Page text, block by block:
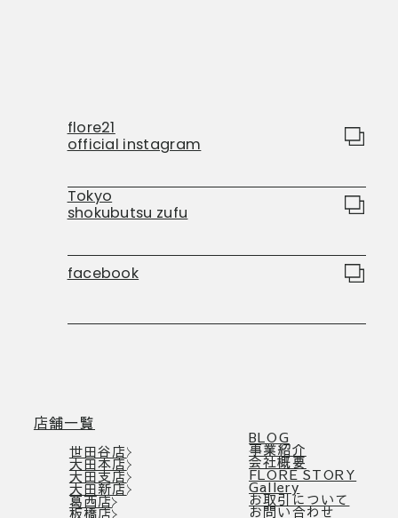
flore21
official instagram
Tokyo
shokubutsu zufu
facebook
店舗一覧
世田谷店
大田本店
大田支店
大田新店
葛西店
板橋店
BLOG
事業紹介
会社概要
FLORE STORY
Gallery
お取引について
お問い合わせ